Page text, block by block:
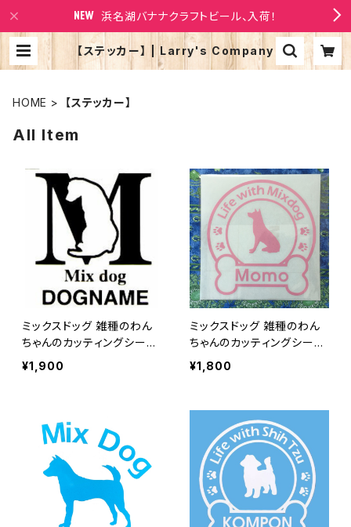
浜名湖バナナクラフトビール、入荷！
【ステッカー】 | Larry's Company
HOME 【ステッカー】
All Item
ミックスドッグ 雑種のわん
ちゃんのカッティングシール
イニシャルタイプ ステッカ
¥1,900
ミックスドッグ 雑種のわん
ちゃんのカッティングシール
ボーンタイプ ステッカー 車
犬ステッカー
¥1,800